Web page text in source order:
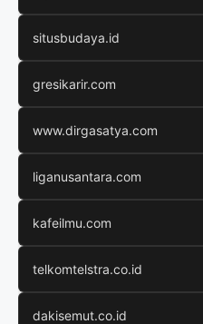
situsbudaya.id
gresikarir.com
www.dirgasatya.com
liganusantara.com
kafeilmu.com
telkomtelstra.co.id
dakisemut.co.id